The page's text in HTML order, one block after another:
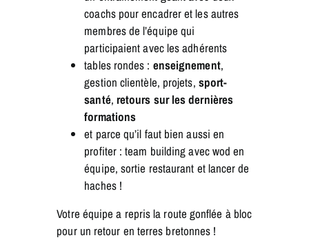
coachs pour encadrer et les autres
membres de l’équipe qui
participaient avec les adhérents
tables rondes : enseignement,
gestion clientèle, projets, sport-
santé, retours sur les dernières
formations
et parce qu’il faut bien aussi en
profiter : team building avec wod en
équipe, sortie restaurant et lancer de
haches !
Votre équipe a repris la route gonflée à bloc
pour un retour en terres bretonnes !